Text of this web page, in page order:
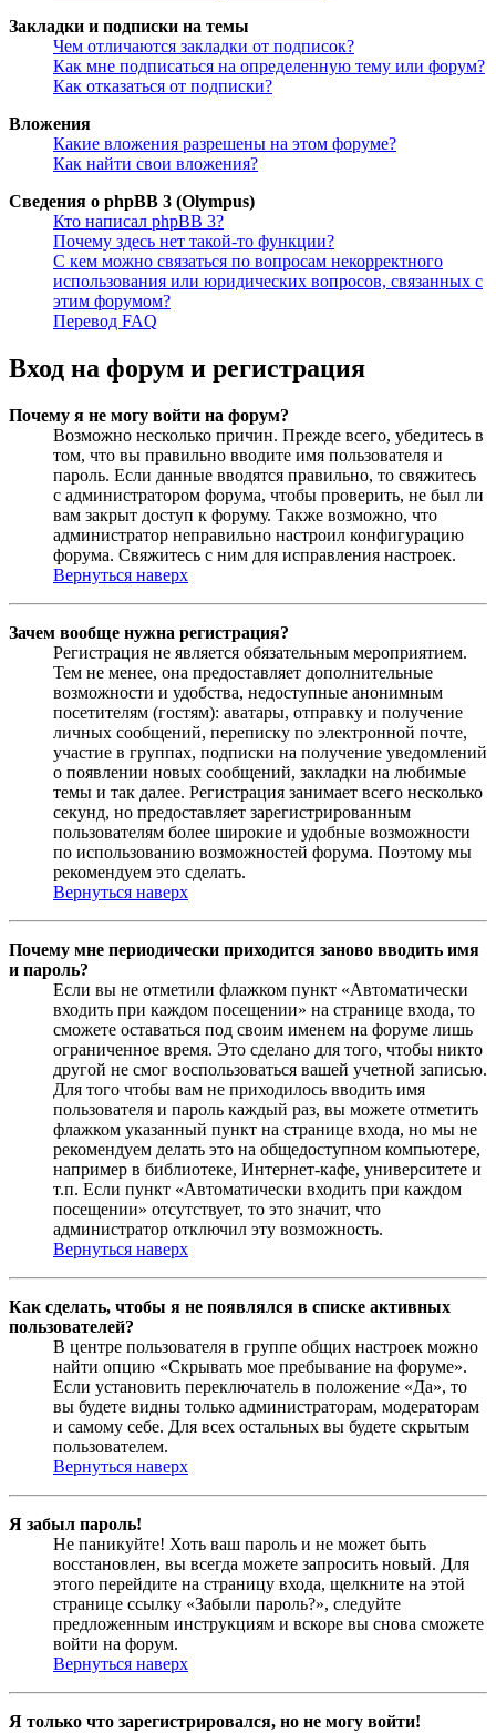
Закладки и подписки на темы
Чем отличаются закладки от подписок?
Как мне подписаться на определенную тему или форум?
Как отказаться от подписки?
Вложения
Какие вложения разрешены на этом форуме?
Как найти свои вложения?
Сведения о phpBB 3 (Olympus)
Кто написал phpBB 3?
Почему здесь нет такой-то функции?
С кем можно связаться по вопросам некорректного
использования или юридических вопросов, связанных с
этим форумом?
Перевод FAQ
Вход на форум и регистрация
Почему я не могу войти на форум?
Возможно несколько причин. Прежде всего, убедитесь в
том, что вы правильно вводите имя пользователя и
пароль. Если данные вводятся правильно, то свяжитесь
с администратором форума, чтобы проверить, не был ли
вам закрыт доступ к форуму. Также возможно, что
администратор неправильно настроил конфигурацию
форума. Свяжитесь с ним для исправления настроек.
Вернуться наверх
Зачем вообще нужна регистрация?
Регистрация не является обязательным мероприятием.
Тем не менее, она предоставляет дополнительные
возможности и удобства, недоступные анонимным
посетителям (гостям): аватары, отправку и получение
личных сообщений, переписку по электронной почте,
участие в группах, подписки на получение уведомлений
о появлении новых сообщений, закладки на любимые
темы и так далее. Регистрация занимает всего несколько
секунд, но предоставляет зарегистрированным
пользователям более широкие и удобные возможности
по использованию возможностей форума. Поэтому мы
рекомендуем это сделать.
Вернуться наверх
Почему мне периодически приходится заново вводить имя
и пароль?
Если вы не отметили флажком пункт «Автоматически
входить при каждом посещении» на странице входа, то
сможете оставаться под своим именем на форуме лишь
ограниченное время. Это сделано для того, чтобы никто
другой не смог воспользоваться вашей учетной записью.
Для того чтобы вам не приходилось вводить имя
пользователя и пароль каждый раз, вы можете отметить
флажком указанный пункт на странице входа, но мы не
рекомендуем делать это на общедоступном компьютере,
например в библиотеке, Интернет-кафе, университете и
т.п. Если пункт «Автоматически входить при каждом
посещении» отсутствует, то это значит, что
администратор отключил эту возможность.
Вернуться наверх
Как сделать, чтобы я не появлялся в списке активных
пользователей?
В центре пользователя в группе общих настроек можно
найти опцию «Скрывать мое пребывание на форуме».
Если установить переключатель в положение «Да», то
вы будете видны только администраторам, модераторам
и самому себе. Для всех остальных вы будете скрытым
пользователем.
Вернуться наверх
Я забыл пароль!
Не паникуйте! Хоть ваш пароль и не может быть
восстановлен, вы всегда можете запросить новый. Для
этого перейдите на страницу входа, щелкните на этой
странице ссылку «Забыли пароль?», следуйте
предложенным инструкциям и вскоре вы снова сможете
войти на форум.
Вернуться наверх
Я только что зарегистрировался, но не могу войти!